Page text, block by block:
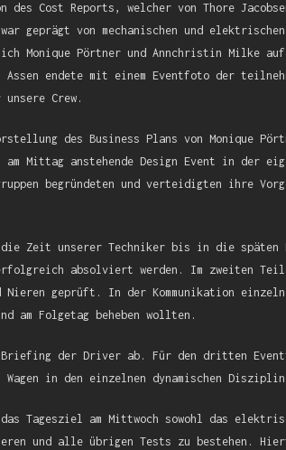
Cost Reports, welcher von Thore
von mechanischen und elektrischen
Monique Pörtner und Annchristin Milke
endete mit einem Eventfoto der
unsere Crew.
des Business Plans von Monique
Mittag anstehende Design Event in der
begründeten und verteidigten ihre
die Zeit unserer Techniker bis in die späten
absolviert werden. Im zweiten
geprüft. In der Kommunikation
am Folgetag beheben wollten.
Briefing der Driver ab. Für den dritten
in den einzelnen dynamischen
Tagesziel am Mittwoch sowohl das
und alle übrigen Tests zu bestehen.